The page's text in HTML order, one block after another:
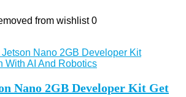
from wishlist 0
Nano 2GB Developer Kit Get